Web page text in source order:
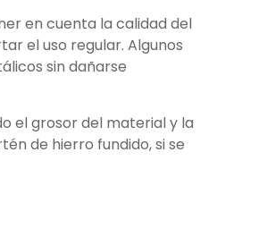
en cuenta la calidad del
el uso regular. Algunos
sin dañarse
el grosor del material y la
de hierro fundido, si se